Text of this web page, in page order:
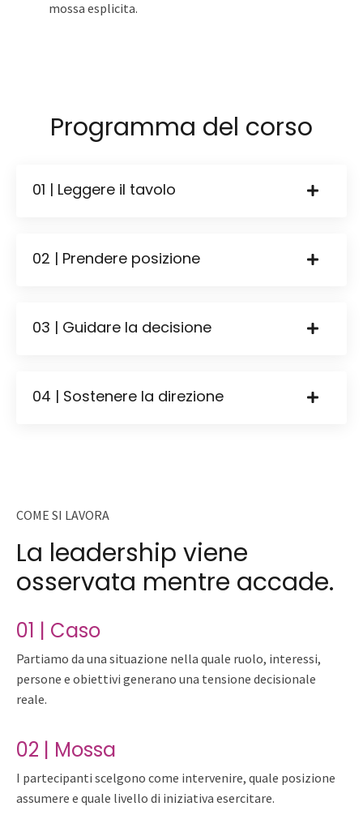
mossa esplicita.
Programma del corso
01 | Leggere il tavolo
02 | Prendere posizione
03 | Guidare la decisione
04 | Sostenere la direzione
COME SI LAVORA
La leadership viene
osservata mentre accade.
01 | Caso
Partiamo da una situazione nella quale ruolo, interessi,
persone e obiettivi generano una tensione decisionale
reale.
02 | Mossa
I partecipanti scelgono come intervenire, quale posizione
assumere e quale livello di iniziativa esercitare.